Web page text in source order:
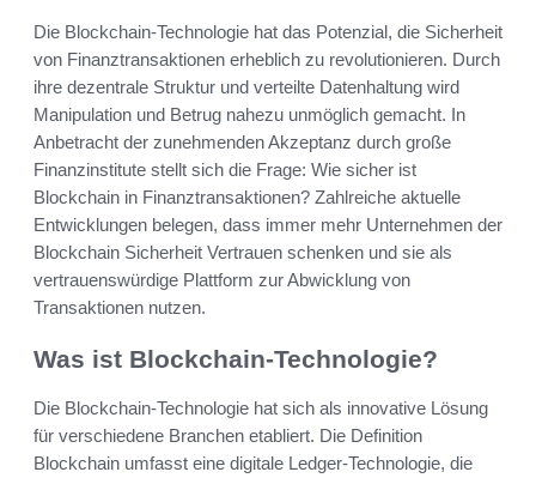
Die Blockchain-Technologie hat das Potenzial, die Sicherheit
von Finanztransaktionen erheblich zu revolutionieren. Durch
ihre dezentrale Struktur und verteilte Datenhaltung wird
Manipulation und Betrug nahezu unmöglich gemacht. In
Anbetracht der zunehmenden Akzeptanz durch große
Finanzinstitute stellt sich die Frage: Wie sicher ist
Blockchain in Finanztransaktionen? Zahlreiche aktuelle
Entwicklungen belegen, dass immer mehr Unternehmen der
Blockchain Sicherheit Vertrauen schenken und sie als
vertrauenswürdige Plattform zur Abwicklung von
Transaktionen nutzen.
Was ist Blockchain-Technologie?
Die Blockchain-Technologie hat sich als innovative Lösung
für verschiedene Branchen etabliert. Die Definition
Blockchain umfasst eine digitale Ledger-Technologie, die